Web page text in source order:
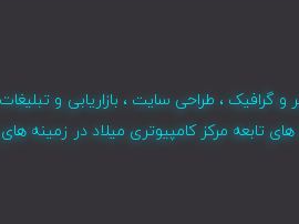
گرافیک ، طراحی سایت ، بازاریابی و
مرکز کامپیوتری میلاد در زمینه